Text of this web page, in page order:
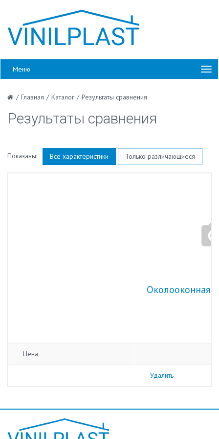
Меню
/ Главная / Каталог / Результаты сравнения
Результаты сравнения
Показаны: Все характеристики Только различающиеся
Околооконная
Цена
Удалить